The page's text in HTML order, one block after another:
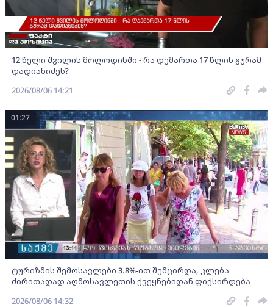
12 წელი შვილის მოლოდინში - რა დემართა 17 წლის გურამ
დადიანიძეს?
2026/08/06 14:21
ტურიზმის შემოსავლები 3.8%-ით შემცირდა, კლება
ძირითადად აღმოსავლეთის ქვეყნებიდან ფიქსირდება
01:27
2026/08/06 14:32